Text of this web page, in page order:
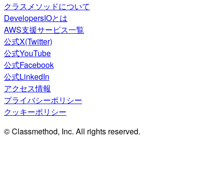
クラスメソッドについて
DevelopersIOとは
AWS支援サービス一覧
公式X(Twitter)
公式YouTube
公式Facebook
公式LinkedIn
アクセス情報
プライバシーポリシー
クッキーポリシー
© Classmethod, Inc. All rights reserved.